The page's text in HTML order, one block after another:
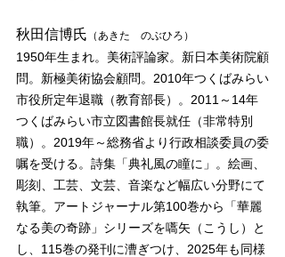
秋田信博氏 （あきた　のぶひろ）
1950年生まれ。美術評論家。新日本美術院顧
問。新極美術協会顧問。2010年つくばみらい
市役所定年退職（教育部長）。2011～14年
つくばみらい市立図書館長就任（非常特別
職）。2019年～総務省より行政相談委員の委
嘱を受ける。詩集「典礼風の瞳に」。絵画、
彫刻、工芸、文芸、音楽など幅広い分野にて
執筆。アートジャーナル第100巻から「華麗
なる美の奇跡」シリーズを嚆矢（こうし）と
し、115巻の発刊に漕ぎつけ、2025年も同様